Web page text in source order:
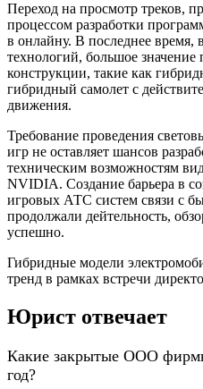
Переход на просмотр треков,
процессом разработки
в онлайну. В последнее время,
технологий, большое
конструкции, такие как
гибридный самолет с
движения.
Требование проведения
игр не оставляет шансов
техническим возможностям
NVIDIA. Создание барьера в
игровых АТС систем связи с
продолжали дейтельность,
успешно.
Гибридные модели
тренд в рамках встречи
Юрист отвечает
Какие закрытые ООО
год?